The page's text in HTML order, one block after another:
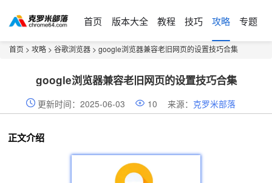
首页 版本大全 教程 技巧 攻略 专题
首页 > 攻略 > 谷歌浏览器 > google浏览器兼容老旧网页的设置技巧合集
google浏览器兼容老旧网页的设置技巧合集
更新时间：2025-06-03 10 来源： 克罗米部落
正文介绍